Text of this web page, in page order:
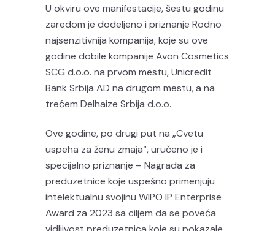
U okviru ove manifestacije, šestu godinu
zaredom je dodeljeno i priznanje Rodno
najsenzitivnija kompanija, koje su ove
godine dobile kompanije Avon Cosmetics
SCG d.o.o. na prvom mestu, Unicredit
Bank Srbija AD na drugom mestu, a na
trećem Delhaize Srbija d.o.o.
Ove godine, po drugi put na „Cvetu
uspeha za ženu zmaja“, uručeno je i
specijalno priznanje – Nagrada za
preduzetnice koje uspešno primenjuju
intelektualnu svojinu WIPO IP Enterprise
Award za 2023 sa ciljem da se poveća